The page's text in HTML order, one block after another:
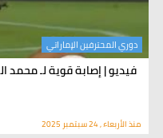
فيديو | إصابة قوية لـ محمد
دوري المحترفين الإماراتي
منذ الأربعاء , 24 سبتمبر 2025